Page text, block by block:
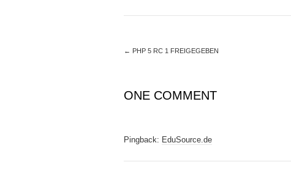
← PHP 5 RC 1 FREIGEGEBEN
ONE COMMENT
Pingback: EduSource.de